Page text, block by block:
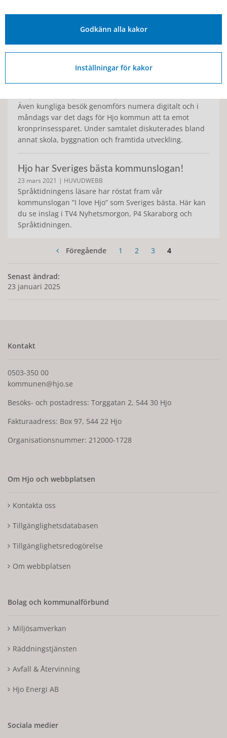
uppmärksammar senaste nytt i designvärlden. Nu har
de lyft fram Estrid Ericsonskolan som ett exempel på
spännande nybyggnationer.
Kronprinsessparet på digitalt besök
Även kungliga besök genomförs numera digitalt och i
måndags var det dags för Hjo kommun att ta emot
kronprinsessparet. Under samtalet diskuterades bland
annat skola, byggnation och framtida utveckling.
Hjo har Sveriges bästa kommunslogan!
23 mars 2021 | HUVUDWEBB
Språktidningens läsare har röstat fram vår
kommunslogan ”I love Hjo” som Sveriges bästa. Här kan
du se inslag i TV4 Nyhetsmorgon, P4 Skaraborg och
Språktidningen.
Föregående 1 2 3 4
Senast ändrad:
23 januari 2025
Kontakt
0503-350 00
kommunen@hjo.se
Besöks- och postadress: Torggatan 2, 544 30 Hjo
Fakturaadress: Box 97, 544 22 Hjo
Organisationsnummer: 212000-1728
Om Hjo och webbplatsen
Kontakta oss
Tillgänglighetsdatabasen
Tillgänglighetsredogörelse
Om webbplatsen
Bolag och kommunalförbund
Miljösamverkan
Räddningstjänsten
Avfall & Återvinning
Hjo Energi AB
Sociala medier
Godkänn alla kakor
Inställningar för kakor